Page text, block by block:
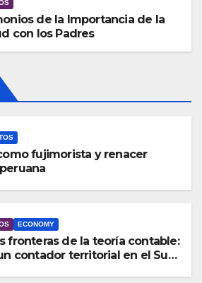
de la Importancia de la
con los Padres
fujimorista y renacer
ECONOMY
fronteras de la teoría contable:
contador territorial en el Sur